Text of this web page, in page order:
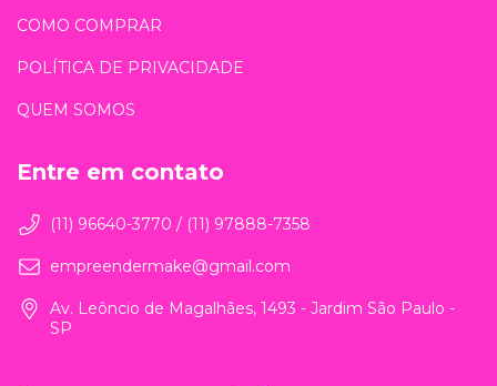
COMO COMPRAR
POLÍTICA DE PRIVACIDADE
QUEM SOMOS
Entre em contato
(11) 96640-3770 / (11) 97888-7358
empreendermake@gmail.com
Av. Leôncio de Magalhães, 1493 - Jardim São Paulo -
SP